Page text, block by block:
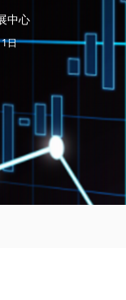
中心
日